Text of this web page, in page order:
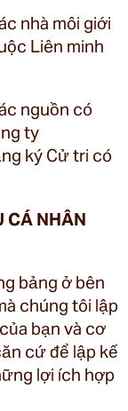
nhà môi giới
Liên minh
nguồn có
ty
ký Cử tri có
CÁ NHÂN
bảng ở bên
chúng tôi lập
bạn và cơ
cứ để lập kế
lợi ích hợp